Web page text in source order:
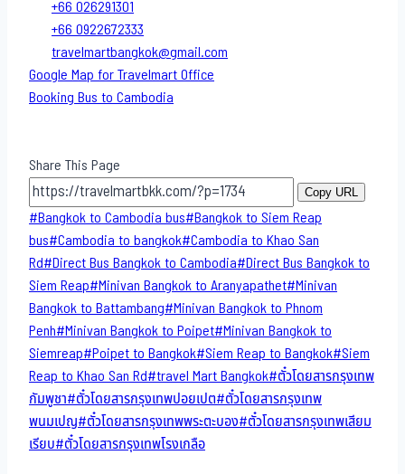
+66 026291301
+66 0922672333
travelmartbangkok@gmail.com
Google Map for Travelmart Office
Booking Bus to Cambodia
Share This Page
Copy URL
Post
Tags:
#Bangkok to Cambodia bus#Bangkok to Siem Reap
bus#Cambodia to bangkok#Cambodia to Khao San​
Rd#Direct​ Bus Bangkok to Cambodia#Direct​ Bus Bangkok to
Siem Reap#Minivan Bangkok to​ Aranyapathet​#Minivan​
Bangkok to Battambang#Minivan Bangkok to Phnom
Penh#Minivan Bangkok to Poipet#Minivan Bangkok to
Siemreap#Poipet to Bangkok#Siem Reap to Bangkok#Siem
Reap to Khao San​ Rd#travel Mart Bangkok#ตั๋วโดยสารกรุงเทพ
กัมพูชา#ตั๋วโดยสารกรุงเทพปอยเปต#ตั๋วโดยสารกรุงเทพ
พนมเปญ#ตั๋วโดยสารกรุงเทพพระตะบอง#ตั๋วโดยสารกรุงเทพเสียม
เรียบ#ตั๋วโดยสารกรุงเทพโรงเกลือ